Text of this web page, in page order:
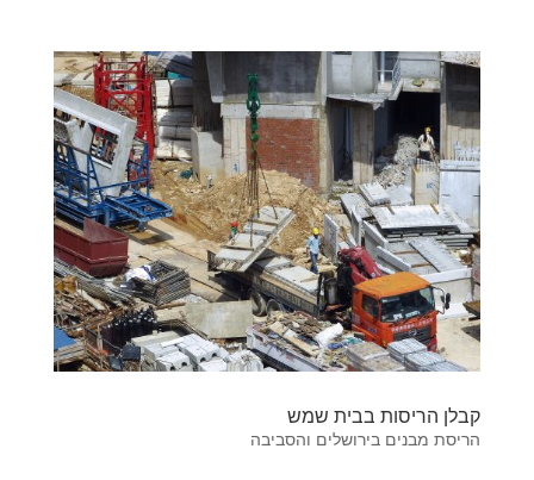
קבלן הריסות בבית שמש
הריסת מבנים בירושלים והסביבה